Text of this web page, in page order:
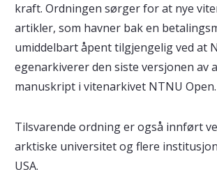
kraft. Ordningen sørger for at nye
artikler, som havner bak en
umiddelbart åpent tilgjengelig ved at
egenarkiverer den siste versjonen av
manuskript i vitenarkivet NTNU Open.
Tilsvarende ordning er også innført
arktiske universitet og flere
USA.